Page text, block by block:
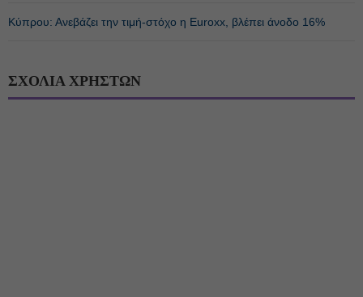
Κύπρου: Ανεβάζει την τιμή-στόχο η Euroxx, βλέπει άνοδο 16%
ΣΧΟΛΙΑ ΧΡΗΣΤΩΝ